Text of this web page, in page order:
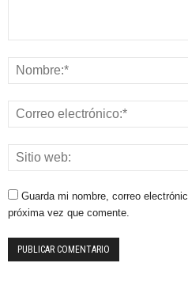
Guarda mi nombre, correo
próxima vez que comente.